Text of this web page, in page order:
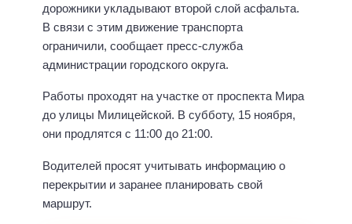
дорожники укладывают второй слой асфальта.
В связи с этим движение транспорта
ограничили, сообщает пресс-служба
администрации городского округа.
Работы проходят на участке от проспекта Мира
до улицы Милицейской. В субботу, 15 ноября,
они продлятся с 11:00 до 21:00.
Водителей просят учитывать информацию о
перекрытии и заранее планировать свой
маршрут.